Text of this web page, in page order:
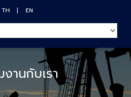
TH EN
านกับเรา